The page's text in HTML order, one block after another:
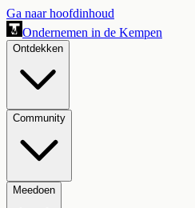
Ga naar hoofdinhoud
Ondernemen in de Kempen
Ontdekken
Community
Meedoen